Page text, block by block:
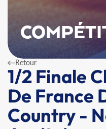
Retour
1/2 Finale
De France
Country -